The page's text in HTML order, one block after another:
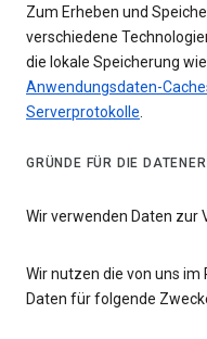
Zum Erheben und
verschiedene
die lokale Speicherung
Anwendungsdaten-
Serverprotokolle.
GRÜNDE FÜR DIE
Wir verwenden Daten zur
Wir nutzen die von uns
Daten für folgende